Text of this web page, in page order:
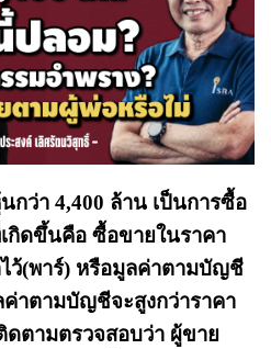
กว่า 4,400 ล้าน เป็นการซื้อ
กิดขึ้นคือ ซื้อขายในราคา
ว้(พาร์) หรือมูลค่าตามบัญชี
าตามบัญชีจะสูงกว่าราคา
ดตามตรวจสอบว่า ผู้ขาย